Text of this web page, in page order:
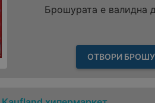
Брошурата е валидна
ОТВОРИ